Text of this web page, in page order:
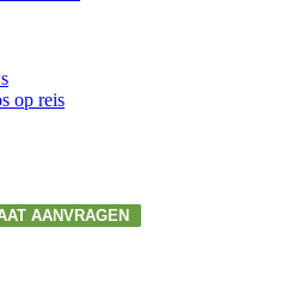
op reis
AANVRAGEN